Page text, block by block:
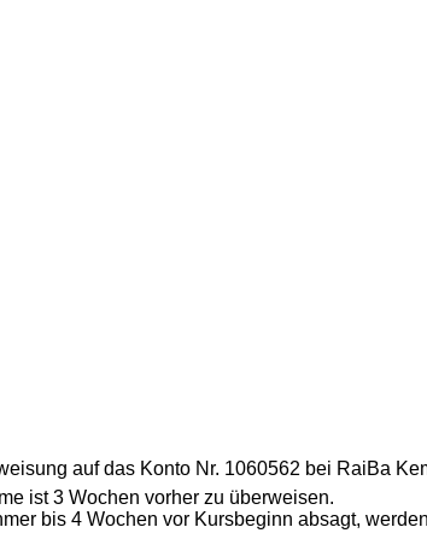
auf das Konto Nr. 1060562 bei RaiBa
ist 3 Wochen vorher zu überweisen.
bis 4 Wochen vor Kursbeginn absagt,